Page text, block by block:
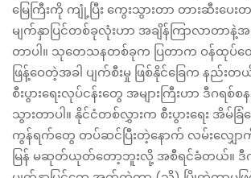
မြေကြီးကို ကျုံ့ပြီး ကွေးသွားတာ တားဆီးပေ
မျက်နှာပြင်တစ်ခုလုံးဟာ အချိန်ကြာလာတာနဲ့အ
တာပါ။ သုတေသနတစ်ခုက ပြတာက ဝန်ထုပ်
ဖြန့်ဝေတဲ့အခါ ပျက်စီးမှု ဖြစ်နိုင်ခြေက နည်းတ
စီးပွားရေးလုပ်ငန်းတွေ အများကြီးဟာ ဒီဂ
သွားတာပါ။ နိုင်ငံတစ်လွှားက စီးပွားရေး အိမ်ခြံ
ကွန်ရက်တွေ တပ်ဆင်ပြီးတဲ့နောက် လမ်းလျှော
မြန် မဆုတ်ယုတ်တော့ဘူးလို့ အစီရင်ခံတယ်။ ဒီ